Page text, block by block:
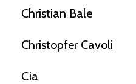
Christian Bale
Christopfer Cavoli
Cia